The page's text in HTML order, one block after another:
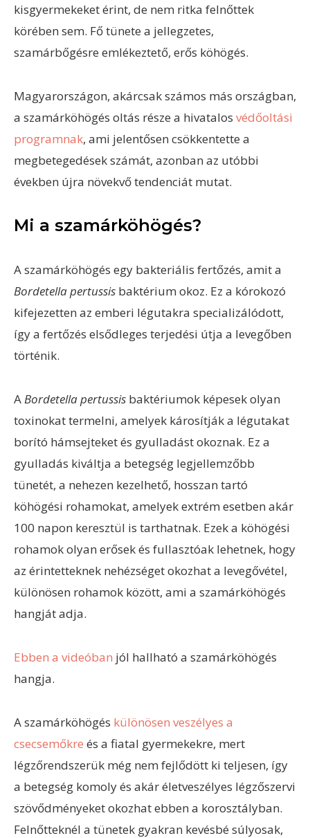
kisgyermekeket érint, de nem ritka felnőttek
körében sem. Fő tünete a jellegzetes,
szamárbőgésre emlékeztető, erős köhögés.
Magyarországon, akárcsak számos más országban,
a szamárköhögés oltás része a hivatalos védőoltási
programnak, ami jelentősen csökkentette a
megbetegedések számát, azonban az utóbbi
években újra növekvő tendenciát mutat.
Mi a szamárköhögés?
A szamárköhögés egy bakteriális fertőzés, amit a
Bordetella pertussis baktérium okoz. Ez a kórokozó
kifejezetten az emberi légutakra specializálódott,
így a fertőzés elsődleges terjedési útja a levegőben
történik.
ABordetella pertussis baktériumok képesek olyan
toxinokat termelni, amelyek károsítják a légutakat
borító hámsejteket és gyulladást okoznak. Ez a
gyulladás kiváltja a betegség legjellemzőbb
tünetét, a nehezen kezelhető, hosszan tartó
köhögési rohamokat, amelyek extrém esetben akár
100 napon keresztül is tarthatnak. Ezek a köhögési
rohamok olyan erősek és fullasztóak lehetnek, hogy
az érintetteknek nehézséget okozhat a levegővétel,
különösen rohamok között, ami a szamárköhögés
hangját adja.
Ebben a videóban jól hallható a szamárköhögés
hangja.
A szamárköhögés különösen veszélyes a
csecsemőkre és a fiatal gyermekekre, mert
légzőrendszerük még nem fejlődött ki teljesen, így
a betegség komoly és akár életveszélyes légzőszervi
szövődményeket okozhat ebben a korosztályban.
Felnőtteknél a tünetek gyakran kevésbé súlyosak,